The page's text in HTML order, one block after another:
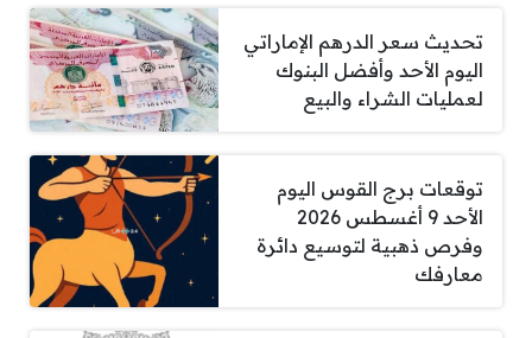
تحديث سعر الدرهم الإماراتي
اليوم الأحد وأفضل البنوك
لعمليات الشراء والبيع
توقعات برج القوس اليوم
الأحد 9 أغسطس 2026
وفرص ذهبية لتوسيع دائرة
معارفك